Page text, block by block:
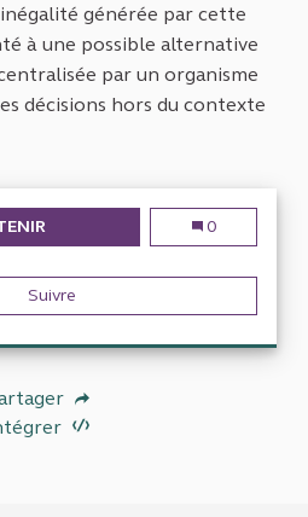
générée par cette
à une possible alternative
par un organisme
décisions hors du contexte
MESURE L'ÉGALITÉ RÉELLE
Mesure
0
Suivre